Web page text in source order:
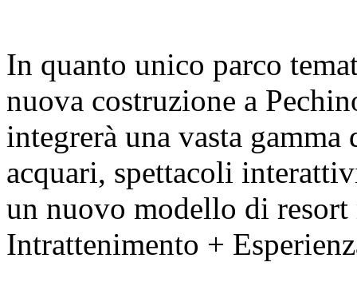
In quanto unico parco
nuova costruzione a
integrerà una vasta
acquari, spettacoli
un nuovo modello di
Intrattenimento +